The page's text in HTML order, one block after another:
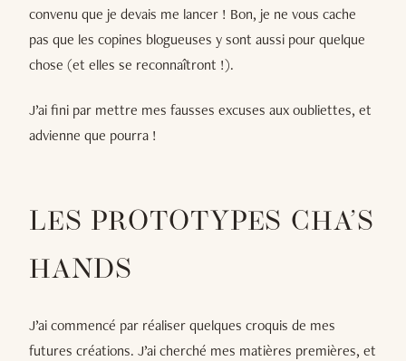
convenu que je devais me lancer ! Bon, je ne vous cache
pas que les copines blogueuses y sont aussi pour quelque
chose (et elles se reconnaîtront !).
J’ai fini par mettre mes fausses excuses aux oubliettes, et
advienne que pourra !
LES PROTOTYPES CHA’S
HANDS
J’ai commencé par réaliser quelques croquis de mes
futures créations. J’ai cherché mes matières premières, et